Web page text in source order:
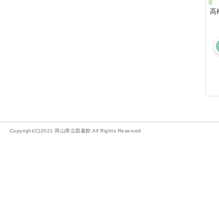
高
Copyright(C)2021 岡山県立図書館.All Rights Reserved